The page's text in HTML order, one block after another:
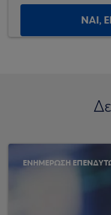
ΝΑΙ,
ΕΝΗΜΕΡΩΣΗ